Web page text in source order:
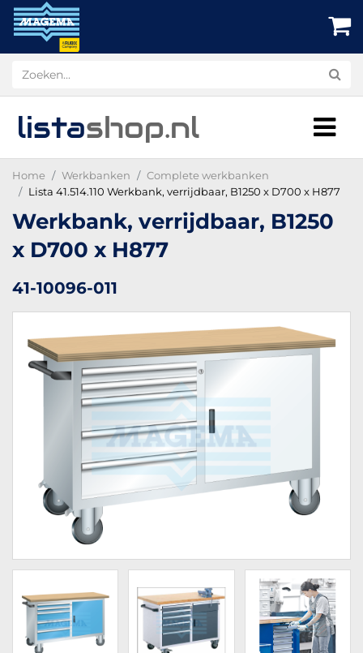
listashop.nl
Home Werkbanken
Complete werkbanken
Lista 41.514.110 Werkbank, verrijdbaar, B1250 x D700 x H877
Werkbank, verrijdbaar, B1250
x D700 x H877
41-10096-011